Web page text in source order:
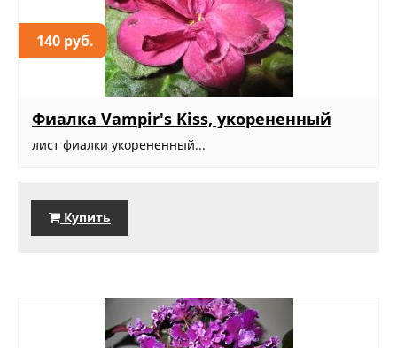
140 руб.
Фиалка Vampir's Kiss, укорененный
лист фиалки укорененный...
Купить